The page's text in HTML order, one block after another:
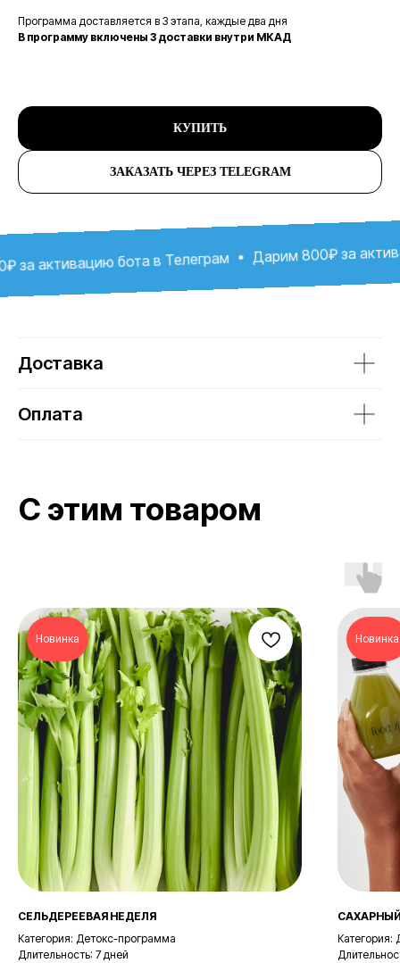
Программа доставляется в 3 этапа, каждые два дня
В программу включены 3 доставки внутри МКАД
КУПИТЬ
ЗАКАЗАТЬ ЧЕРЕЗ TELEGRAM
бота в Телеграм Дарим 800₽ за
Доставка
Оплата
Новинка
СЕЛЬДЕРЕЕВАЯ НЕДЕЛЯ
Категория: Детокс-программа
Длительность: 7 дней
Новинка
Категория:
Добрые слова